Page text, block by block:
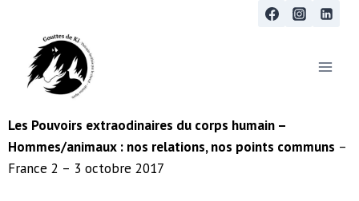
Les Pouvoirs extraodinaires du corps humain –
Hommes/animaux : nos relations, nos points communs –
France 2 – 3 octobre 2017